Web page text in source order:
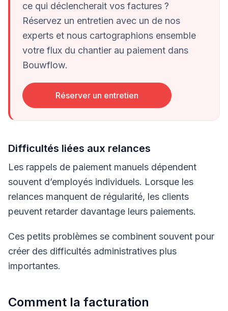
ce qui déclencherait vos factures ?
Réservez un entretien avec un de nos
experts et nous cartographions ensemble
votre flux du chantier au paiement dans
Bouwflow.
Réserver un entretien
Difficultés liées aux relances
Les rappels de paiement manuels dépendent
souvent d’employés individuels. Lorsque les
relances manquent de régularité, les clients
peuvent retarder davantage leurs paiements.
Ces petits problèmes se combinent souvent pour
créer des difficultés administratives plus
importantes.
Comment la facturation